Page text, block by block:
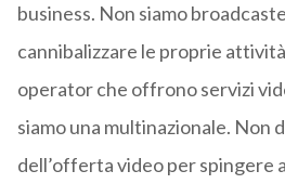
business. Non siamo
cannibalizzare le proprie
operator che offrono servizi
siamo una multinazionale. Non
dell’offerta video per spingere